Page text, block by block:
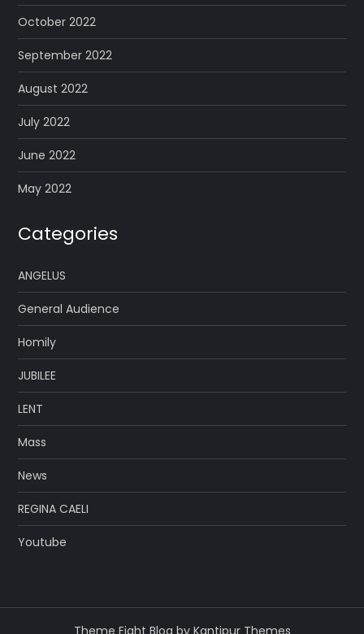
October 2022
September 2022
August 2022
July 2022
June 2022
May 2022
Categories
ANGELUS
General Audience
Homily
JUBILEE
LENT
Mass
News
REGINA CAELI
Youtube